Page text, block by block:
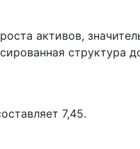
активов,
структура
7,45.